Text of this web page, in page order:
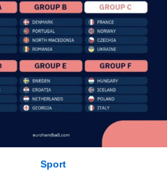
Sport